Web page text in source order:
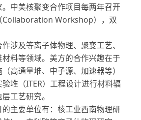
中美核聚变合作项目每两年召开
Collaboration Workshop），双
及等离子体物理、聚变工艺、
料等领域。美方的合作兴趣在于
高通量堆、中子源、加速器等）
堆（ITER）工程设计进行材料辐
工艺研究。
主要单位有：核工业西南物理研